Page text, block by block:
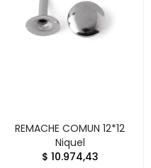
REMACHE COMUN 12*12
Niquel
$ 10.974,43